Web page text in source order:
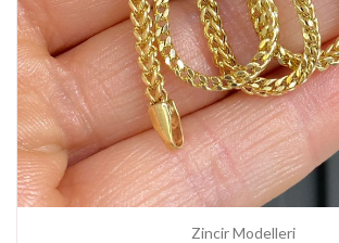
Zincir Modelleri